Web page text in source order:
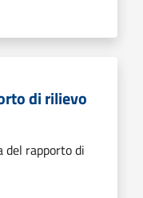
di rilievo
del rapporto di